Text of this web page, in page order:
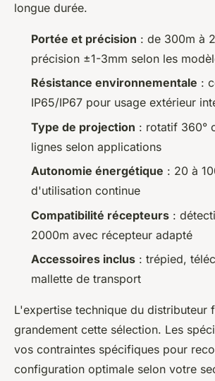
longue durée.
Portée et précision : de 300m à
précision ±1-3mm selon les
Résistance environnementale :
IP65/IP67 pour usage extérieur
Type de projection : rotatif 360°
lignes selon applications
Autonomie énergétique : 20 à
d'utilisation continue
Compatibilité récepteurs :
2000m avec récepteur adapté
Accessoires inclus : trépied,
mallette de transport
L'expertise technique du distributeur
grandement cette sélection. Les
vos contraintes spécifiques pour
configuration optimale selon votre